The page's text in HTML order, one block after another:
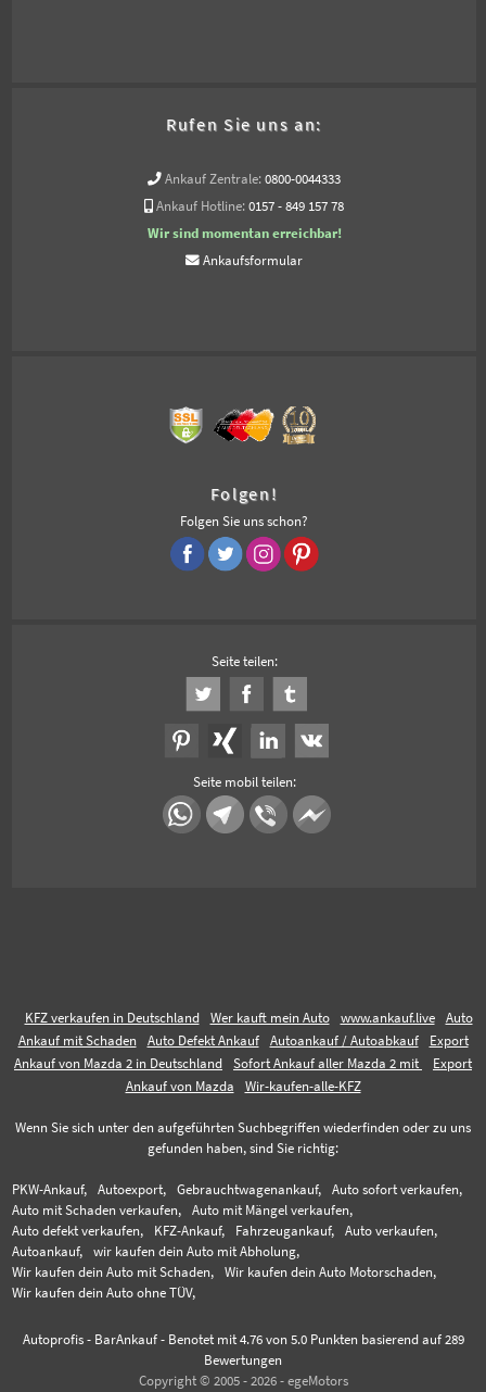
Rufen Sie uns an:
Ankauf Zentrale: 0800-0044333
Ankauf Hotline: 0157 - 849 157 78
Wir sind momentan erreichbar!
Ankaufsformular
Folgen!
Folgen Sie uns schon?
Seite teilen:
Seite mobil teilen:
KFZ verkaufen in Deutschland Wer kauft mein Auto www.ankauf.live
Auto
Ankauf mit Schaden
Auto Defekt Ankauf Autoankauf / Autoabkauf
Export
Ankauf von Mazda 2 in Deutschland
Sofort Ankauf aller Mazda 2 mit
Export
Ankauf von Mazda
Wir-kaufen-alle-KFZ
Wenn Sie sich unter den aufgeführten Suchbegriffen wiederfinden oder zu uns
gefunden haben, sind Sie richtig:
PKW-Ankauf, Autoexport, Gebrauchtwagenankauf,
Auto sofort verkaufen,
Auto mit Schaden verkaufen,
Auto mit Mängel verkaufen,
Auto defekt verkaufen,
KFZ-Ankauf, Fahrzeugankauf,
Auto verkaufen,
Autoankauf,
wir kaufen dein Auto mit Abholung,
Wir kaufen dein Auto mit Schaden,
Wir kaufen dein Auto Motorschaden,
Wir kaufen dein Auto ohne TÜV,
Autoprofis - BarAnkauf- Benotet mit 4.76von 5.0 Punkten basierend auf 289
Bewertungen
Copyright © 2005 - 2026 - egeMotors